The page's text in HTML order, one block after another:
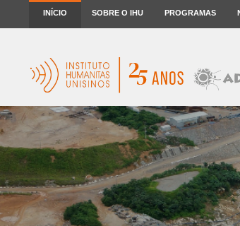
INÍCIO SOBRE O IHU PROGRAMAS